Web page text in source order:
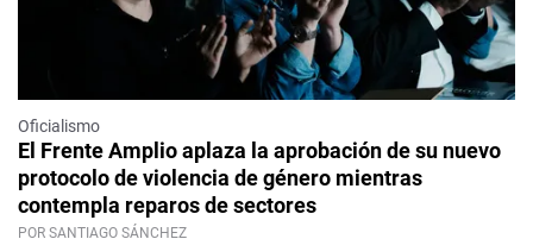
Oficialismo
El Frente Amplio aplaza la aprobación de su nuevo
protocolo de violencia de género mientras
contempla reparos de sectores
POR SANTIAGO SÁNCHEZ